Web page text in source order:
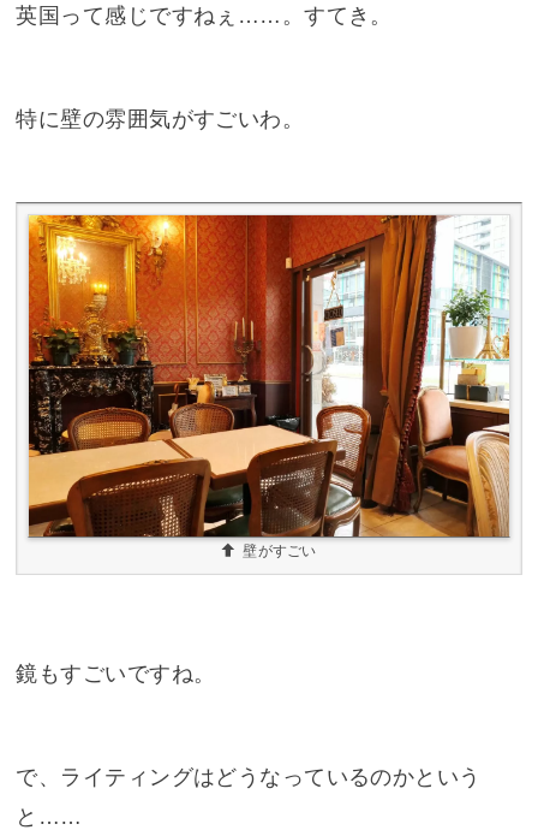
英国って感じですねぇ……。すてき。
特に壁の雰囲気がすごいわ。
壁がすごい
鏡もすごいですね。
で、ライティングはどうなっているのかという
と……